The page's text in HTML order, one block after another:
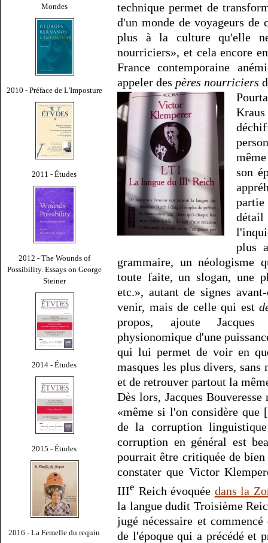
Mondes
2010 - Préface de L'Imposture
2011 - Études
2012 - The Wounds of
Possibility. Essays on George
Steiner
2014 - Études
2015 - Études
2016 - La Femelle du requin
technique permet de
d'un monde de voyageurs
plus à la culture qu'elle
nourriciers», et cela encore
France contemporaine
appeler des pères nourriciers
son
plus
grammaire, un néologisme
toute faite, un slogan, une
etc.», autant de signes
venir, mais de celle qui est
propos, ajoute Jacques
physionomique d'une
qui lui permet de voir en
masques les plus divers,
et de retrouver partout la
Dès lors, Jacques
«même si l'on considère
de la corruption
corruption en général est
pourrait être critiquée de
constater que Victor
IIIe Reich évoquée dans la
la langue dudit Troisième
jugé nécessaire et
de l'époque qui a précédé et